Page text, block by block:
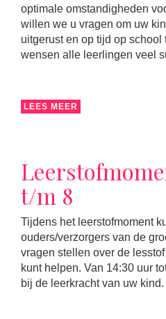
optimale omstandigheden
willen we u vragen om uw
uitgerust en op tijd op school
wensen alle leerlingen veel
LEES MEER
t/m 8
Tijdens het leerstofmoment
ouders/verzorgers van de
vragen stellen over de
kunt helpen. Van 14:30 uur
bij de leerkracht van uw kind.